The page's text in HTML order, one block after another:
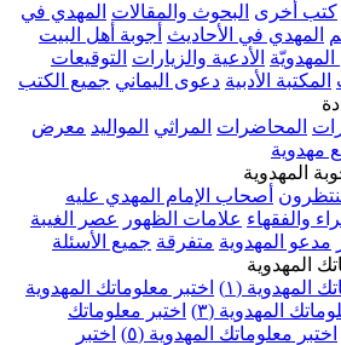
والمقالات المهدي في
أجوبة أهل البيت
والزيارات التوقيعات
دعوى اليماني جميع الكتب
المراثي المواليد معرض
الإمام المهدي عليه
الظهور عصر الغيبة
متفرقة جميع الأسئلة
اختبر معلوماتك المهدوية
(٣)
اختبر معلوماتك
المهدوية (٥)
اختبر